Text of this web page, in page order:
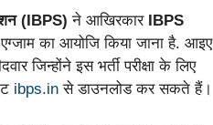
(IBPS) ने आखिरकार
IBPS
का आयोजि किया जाना है. आइए
जिन्होंने इस भर्ती परीक्षा के लिए
ibps.in से डाउनलोड कर सकते हैं।